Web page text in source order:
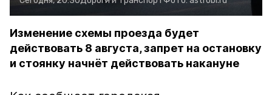
Изменение схемы проезда будет
действовать 8 августа, запрет на остановку
и стоянку начнёт действовать накануне